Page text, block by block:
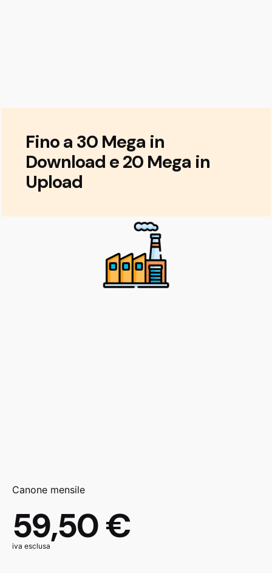
Fino a 30 Mega in
Download e 20 Mega in
Upload
Canone mensile
59,50 €
iva esclusa